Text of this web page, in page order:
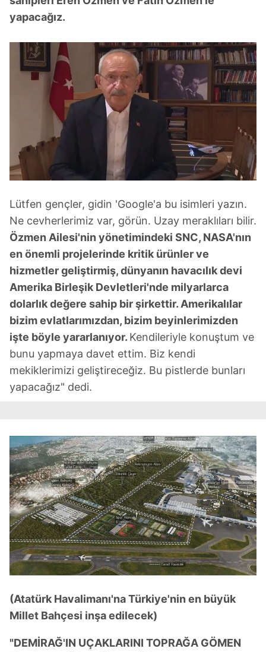
yapacağız.
Lütfen gençler, gidin 'Google'a bu isimleri yazın.
Ne cevherlerimiz var, görün. Uzay meraklıları bilir.
Özmen Ailesi'nin yönetimindeki SNC, NASA'nın
en önemli projelerinde kritik ürünler ve
hizmetler geliştirmiş, dünyanın havacılık devi
Amerika Birleşik Devletleri'nde milyarlarca
dolarlık değere sahip bir şirkettir. Amerikalılar
bizim evlatlarımızdan, bizim beyinlerimizden
işte böyle yararlanıyor. Kendileriyle konuştum ve
bunu yapmaya davet ettim. Biz kendi
mekiklerimizi geliştireceğiz. Bu pistlerde bunları
yapacağız" dedi.
(Atatürk Havalimanı'na Türkiye'nin en büyük
Millet Bahçesi inşa edilecek)
"DEMİRAĞ'IN UÇAKLARINI TOPRAĞA GÖMEN